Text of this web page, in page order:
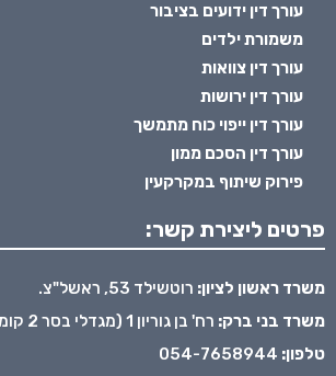
עורך דין ידועים בציבור
משמורת ילדים
עורך דין צוואות
עורך דין ירושות
עורך דין ייפוי כוח מתמשך
עורך דין הסכם ממון
פירוק שיתוף במקרקעין
פרטים ליצירת קשר:
משרד ראשון לציון: רוטשילד 53, ראשל"צ.
משרד בני ברק: רח' בן גוריון 1 (מגדלי בסר 2 קומה 25).
טלפון: 054-7658944